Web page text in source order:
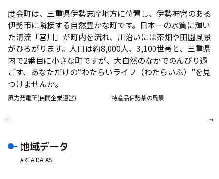
度会町は、三重県伊勢志摩地方に位置し、伊勢神宮のある
伊勢市に隣接する自然豊かな町です。日本一の水質に輝い
た清流「宮川」が町内を流れ、川沿いには茶畑や田園風景
がひろがります。人口は約8,000人、3,100世帯と、三重県
内で2番目に小さな町ですが、大自然のなかでのんびり過
ごす、あなただけの“わたらいライフ（わたらいふ）”を見
つけませんか。
風力発電所(民間企業運営) 特産品伊勢茶の風景
地域データ
AREA DATAS